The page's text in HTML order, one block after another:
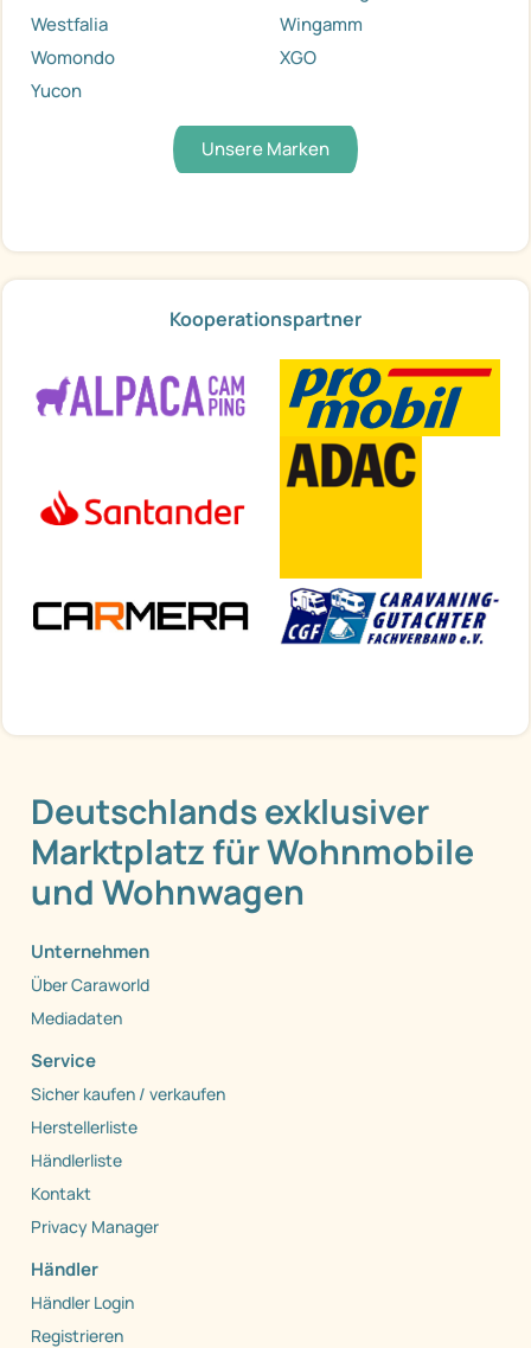
Westfalia
Wingamm
Womondo
XGO
Yucon
Unsere Marken
Kooperationspartner
Deutschlands exklusiver
Marktplatz für Wohnmobile
und Wohnwagen
Unternehmen
Über Caraworld
Mediadaten
Service
Sicher kaufen / verkaufen
Herstellerliste
Händlerliste
Kontakt
Privacy Manager
Händler
Händler Login
Registrieren